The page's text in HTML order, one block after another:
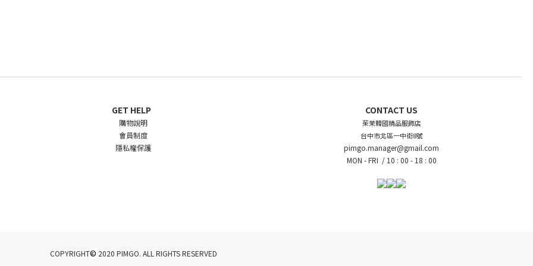
GET HELP
購物說明
會員制度
隱私權保護
CONTACT US
茱茉韓國精品服飾店
台中市北區一中街8號
pimgo.manager@gmail.com
MON - FRI / 10 : 00 - 18 : 00
COPYRIGHT© 2020 PIMGO. ALL RIGHTS RESERVED